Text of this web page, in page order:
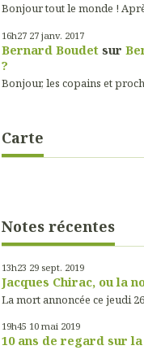
Bonjour tout le monde !
16h27 27 janv. 2017
Bernard Boudet sur
?
Bonjour, les copains et
Carte
Notes récentes
13h23 29 sept. 2019
Jacques Chirac, ou la
La mort annoncée ce jeudi
19h45 10 mai 2019
10 ans de regard sur